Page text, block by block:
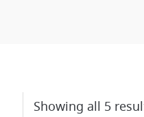
Showing all 5